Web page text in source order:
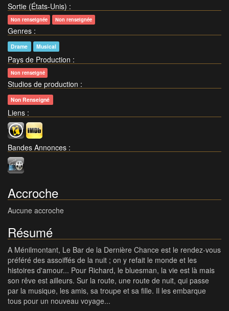
Sortie (États-Unis) :
Non renseignée Non renseignée
Genres :
Drame Musical
Pays de Production :
Non renseigné
Studios de production :
Non Renseigné
Liens :
Bandes Annonces :
Accroche
Aucune accroche
Résumé
A Ménilmontant, Le Bar de la Dernière Chance est le rendez-vous
préféré des assoiffés de la nuit ; on y refait le monde et les
histoires d'amour... Pour Richard, le bluesman, la vie est là mais
son rêve est ailleurs. Sur la route, une route de nuit, qui passe
par la musique, les amis, sa troupe et sa fille. Il les embarque
tous pour un nouveau voyage...